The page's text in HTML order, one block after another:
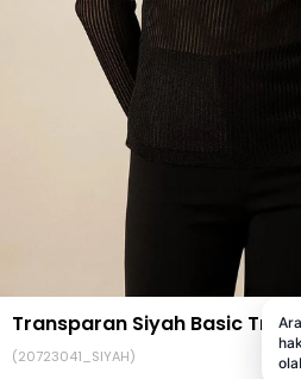
Transparan Siyah Basic Triko
(20723041_SIYAH)